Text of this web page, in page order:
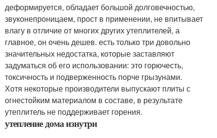
деформируется, обладает большой долговечностью,
звуконепроницаем, прост в применении, не впитывает
влагу в отличие от многих других утеплителей, а
главное, он очень дешев. есть только три довольно
значительных недостатка, которые заставляют
задуматься об его использовании: это горючесть,
токсичность и подверженность порче грызунами.
Хотя некоторые производители выпускают плиты с
огнестойким материалом в составе, в результате
утеплитель не поддерживает горения.
утепление дома изнутри